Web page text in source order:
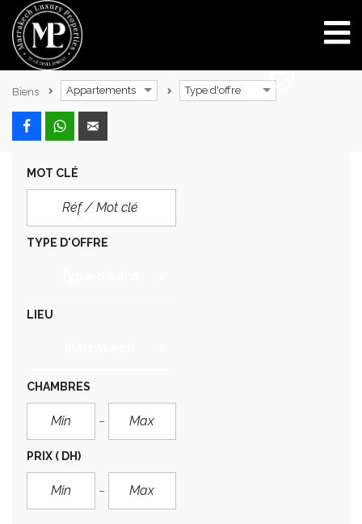
Biens Appartements Type d'offre
MOT CLÉ
TYPE D'OFFRE
LIEU
CHAMBRES
PRIX ( DH)